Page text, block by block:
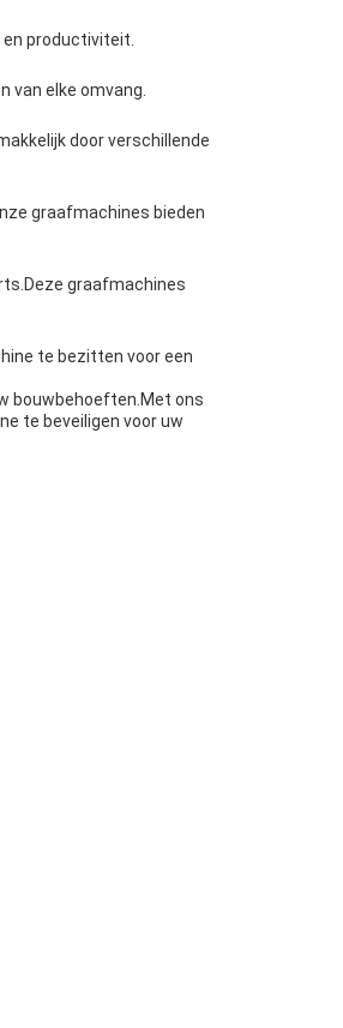
productiviteit.
van elke omvang.
door verschillende
graafmachines bieden
graafmachines
te bezitten voor een
bouwbehoeften.Met ons
te beveiligen voor uw